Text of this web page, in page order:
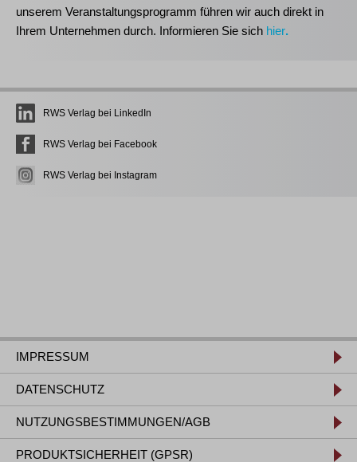
unserem Veranstaltungsprogramm führen wir auch direkt in
Ihrem Unternehmen durch. Informieren Sie sich hier.
RWS Verlag bei LinkedIn
RWS Verlag bei Facebook
RWS Verlag bei Instagram
IMPRESSUM
DATENSCHUTZ
NUTZUNGSBESTIMMUNGEN/AGB
PRODUKTSICHERHEIT (GPSR)